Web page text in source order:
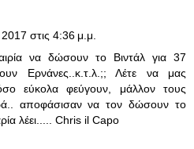
στις 4:36 μ.μ.
να δώσουν το Βιντάλ για 37
Ερνάνες..κ.τ.λ.;; Λέτε να μας
εύκολα φεύγουν, μάλλον τους
αποφάσισαν να τον δώσουν το
λέει..... Chris il Capo